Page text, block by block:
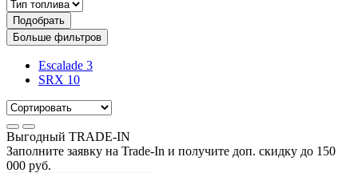
Подобрать
Больше фильтров
Escalade 3
SRX 10
Выгодный TRADE-IN
Заполните заявку на Trade-In и получите доп. скидку до 150
000 руб.